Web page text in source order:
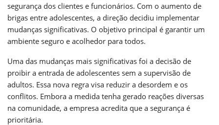
segurança dos clientes e funcionários. Com o aumento de
brigas entre adolescentes, a direção decidiu implementar
mudanças significativas. O objetivo principal é garantir um
ambiente seguro e acolhedor para todos.
Uma das mudanças mais significativas foi a decisão de
proibir a entrada de adolescentes sem a supervisão de
adultos. Essa nova regra visa reduzir a desordem e os
conflitos. Embora a medida tenha gerado reações diversas
na comunidade, a empresa acredita que a segurança é
prioritária.